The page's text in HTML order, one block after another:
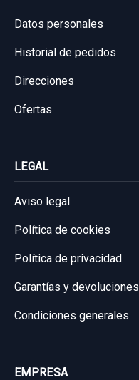
Datos personales
Historial de pedidos
Direcciones
Ofertas
LEGAL
Aviso legal
Política de cookies
Política de privacidad
Garantías y devoluciones
Condiciones generales
EMPRESA